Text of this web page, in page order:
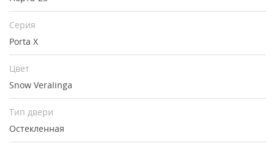
Серия
Porta X
Цвет
Snow Veralinga
Тип двери
Остекленная